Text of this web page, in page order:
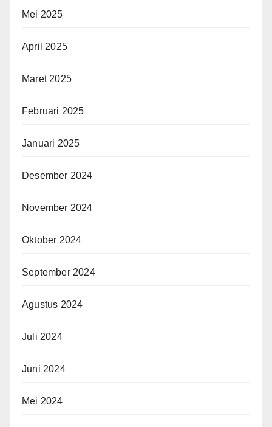
Mei 2025
April 2025
Maret 2025
Februari 2025
Januari 2025
Desember 2024
November 2024
Oktober 2024
September 2024
Agustus 2024
Juli 2024
Juni 2024
Mei 2024